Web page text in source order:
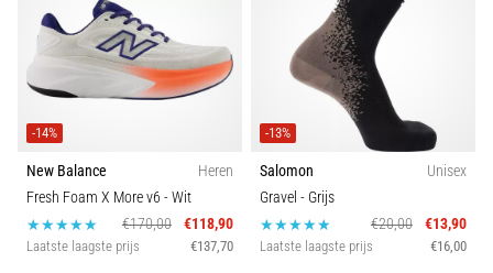
-14%
New Balance
Heren
Fresh Foam X More v6 - Wit
€170,00
€118,90
Laatste laagste prijs €137,70
-13%
Salomon
Unisex
Gravel - Grijs
€20,00
€13,90
Laatste laagste prijs €16,00